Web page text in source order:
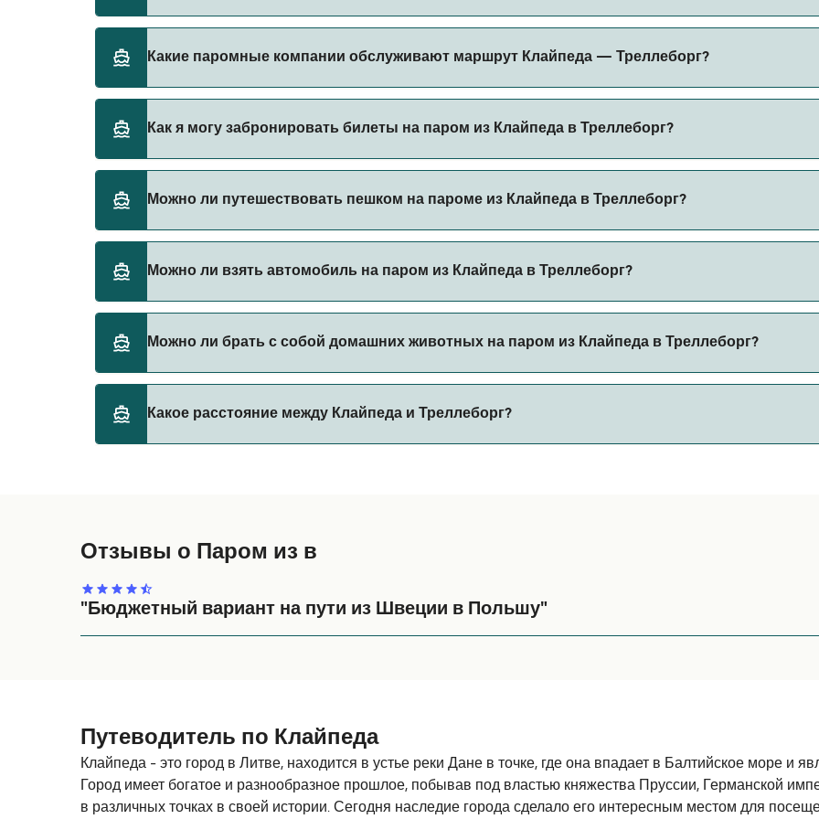
378₽. Цена указана без учета сборов за бронирование.
Какие паромные компании обслуживают маршрут Клайпеда — Треллеборг?
Как я могу забронировать билеты на паром из Клайпеда в Треллеборг?
паромы.
Можно ли путешествовать пешком на пароме из Клайпеда в Треллеборг?
Можно ли взять автомобиль на паром из Клайпеда в Треллеборг?
Можно ли брать с собой домашних животных на паром из Клайпеда в Треллеборг?
правилами перевозки животных у операторов парома. В настоящее время вы можете брать животных
Какое расстояние между Клайпеда и Треллеборг?
Отзывы о Паром из в
"Бюджетный вариант на пути из Швеции в Польшу"
Путеводитель по Клайпеда
Клайпеда - это город в Литве, находится в устье реки Дане в точке, где она впадает в Балтийское море и
Город имеет богатое и разнообразное прошлое, побывав под властью княжества Пруссии, Германской
в различных точках в своей истории. Сегодня наследие города сделало его интересным местом для